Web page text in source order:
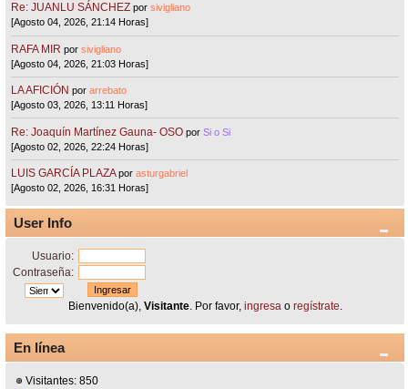
Re: JUANLU SÁNCHEZ porsivigliano
[Agosto 04, 2026, 21:14 Horas]
RAFA MIR porsivigliano
[Agosto 04, 2026, 21:03 Horas]
LA AFICIÓN porarrebato
[Agosto 03, 2026, 13:11 Horas]
Re: Joaquín Martínez Gauna- OSO porSi o Si
[Agosto 02, 2026, 22:24 Horas]
LUIS GARCÍA PLAZA porasturgabriel
[Agosto 02, 2026, 16:31 Horas]
User Info
Usuario:
Contraseña:
Bienvenido(a), Visitante. Por favor, ingresao regístrate.
En línea
Visitantes: 850